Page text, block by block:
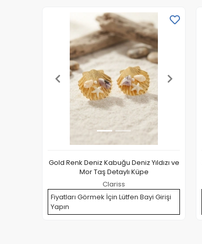
Gold Renk Deniz Kabuğu Deniz Yıldızı ve
Mor Taş Detaylı Küpe
Clariss
Fiyatları Görmek İçin Lütfen Bayi Girişi
Yapın